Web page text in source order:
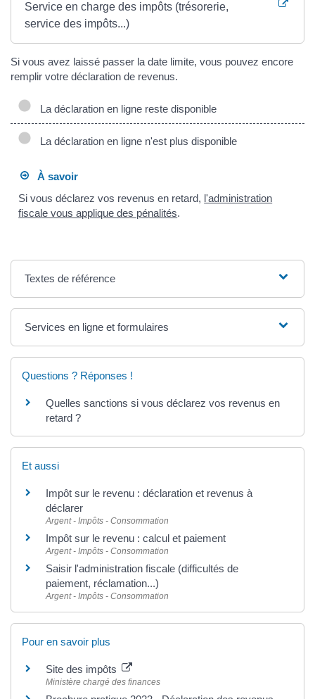
Service en charge des impôts (trésorerie,
service des impôts...)
Si vous avez laissé passer la date limite, vous pouvez encore
remplir votre déclaration de revenus.
La déclaration en ligne reste disponible
La déclaration en ligne n'est plus disponible
À savoir
Si vous déclarez vos revenus en retard, l'administration
fiscale vous applique des pénalités.
Textes de référence
Services en ligne et formulaires
Questions ? Réponses !
Quelles sanctions si vous déclarez vos revenus en
retard ?
Et aussi
Impôt sur le revenu : déclaration et revenus à
déclarer
Argent - Impôts - Consommation
Impôt sur le revenu : calcul et paiement
Argent - Impôts - Consommation
Saisir l'administration fiscale (difficultés de
paiement, réclamation...)
Argent - Impôts - Consommation
Pour en savoir plus
Site des impôts
Ministère chargé des finances